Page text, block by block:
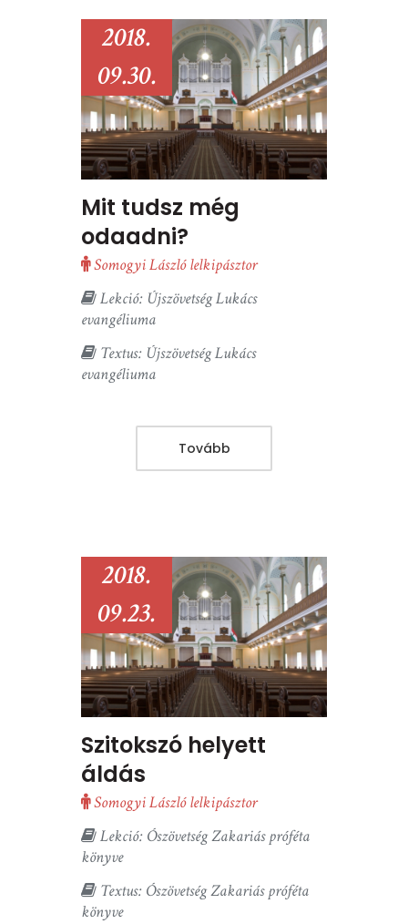
Mit tudsz még
odaadni?
2018.
09.30.
Somogyi László lelkipásztor
Lekció: Újszövetség Lukács
evangéliuma
Textus: Újszövetség Lukács
evangéliuma
Tovább
Szitokszó helyett
áldás
2018.
09.23.
Somogyi László lelkipásztor
Lekció: Ószövetség Zakariás próféta
könyve
Textus: Ószövetség Zakariás próféta
könyve